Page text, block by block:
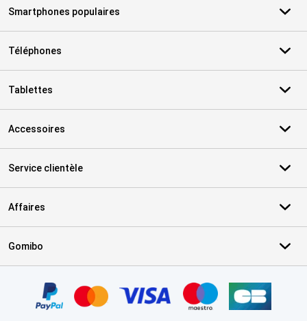
Smartphones populaires
Téléphones
Tablettes
Accessoires
Service clientèle
Affaires
Gomibo